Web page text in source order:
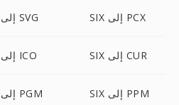
SIX إلى SVG SIX إلى PCX
SIX إلى ICO SIX إلى CUR
SIX إلى PGM SIX إلى PPM